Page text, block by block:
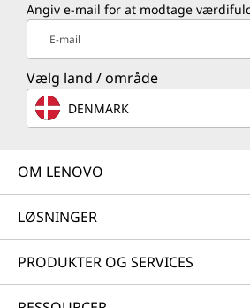
Angiv e-mail for at modtage
E-mail
Vælg land / område
DENMARK
OM LENOVO
LØSNINGER
PRODUKTER OG SERVICES